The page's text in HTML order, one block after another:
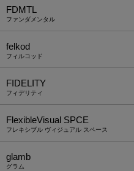
FDMTL
ファンダメンタル
felkod
フィルコッド
FIDELITY
フィデリティ
FlexibleVisual SPCE
フレキシブル ヴィジュアル スペース
glamb
グラム